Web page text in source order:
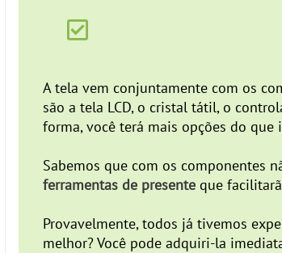
A tela vem conjuntamente com os
são a tela LCD, o cristal tátil, o
forma, você terá mais opções do que
Sabemos que com os componentes
ferramentas de presente que
Provavelmente, todos já tivemos
melhor? Você pode adquiri-la